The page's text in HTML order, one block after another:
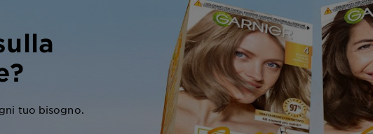
tuo bisogno.